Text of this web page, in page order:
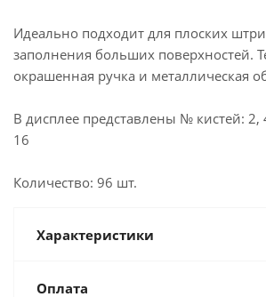
Идеально подходит для плоских
заполнения больших поверхностей.
окрашенная ручка и металлическая
В дисплее представлены № кистей: 2,
16
Количество: 96 шт.
Характеристики
Оплата